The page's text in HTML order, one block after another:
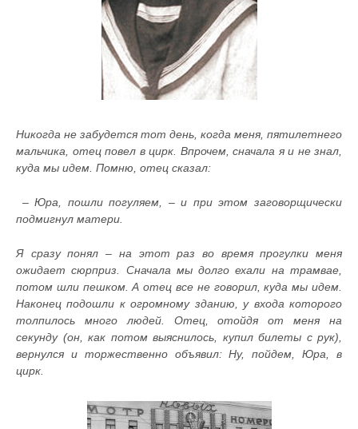
Никогда не забудется тот день, когда меня, пятилетнего
мальчика, отец повел в цирк. Впрочем, сначала я и не знал,
куда мы идем. Помню, отец сказал:
– Юра, пошли погуляем, – и при этом заговорщически
подмигнул матери.
Я сразу понял – на этот раз во время прогулки меня
ожидает сюрприз. Сначала мы долго ехали на трамвае,
потом шли пешком. А отец все не говорил, куда мы идем.
Наконец подошли к огромному зданию, у входа которого
толпилось много людей. Отец, отойдя от меня на
секунду (он, как потом выяснилось, купил билеты с рук),
вернулся и торжественно объявил: Ну, пойдем, Юра, в
цирк.